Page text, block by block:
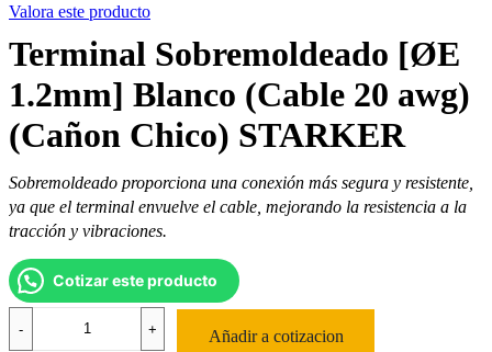
Valora este producto
Terminal Sobremoldeado [ØE
1.2mm] Blanco (Cable 20 awg)
(Cañon Chico) STARKER
Sobremoldeado proporciona una conexión más segura y resistente,
ya que el terminal envuelve el cable, mejorando la resistencia a la
tracción y vibraciones.
Cotizar este producto
Añadir a cotizacion